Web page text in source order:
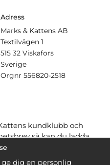
Adress
Marks & Kattens AB
Textilvägen 1
515 32 Viskafors
Sverige
Orgnr 556820-2518
kundklubb och
så kan du ladda
och få många
Du ser vilka som
dig en personlig